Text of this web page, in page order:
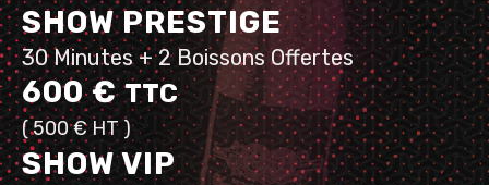
SHOW PRESTIGE
30 Minutes + 2 Boissons Offertes
600 €TTC
( 500 € HT )
SHOW VIP